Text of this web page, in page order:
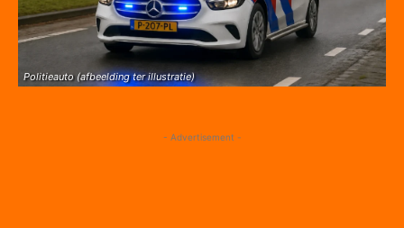
Politieauto (afbeelding ter illustratie)
- Advertisement -